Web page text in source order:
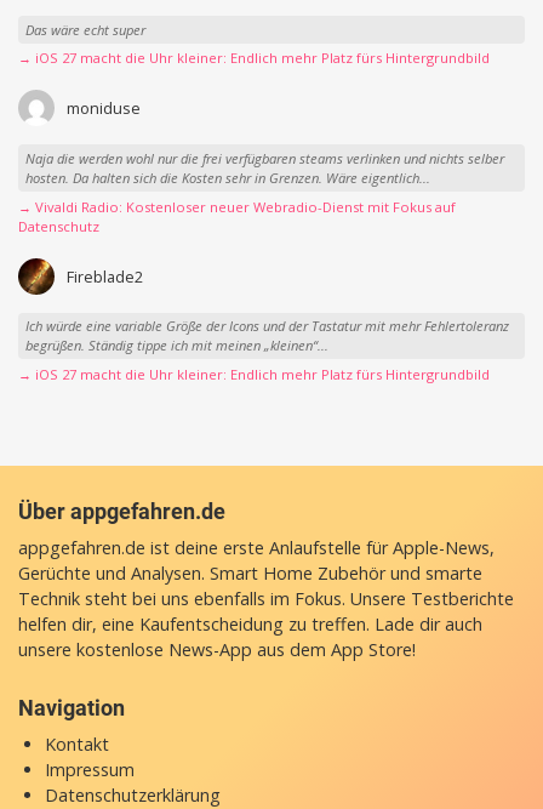
Das wäre echt super
→ iOS 27 macht die Uhr kleiner: Endlich mehr Platz fürs Hintergrundbild
moniduse
Naja die werden wohl nur die frei verfügbaren steams verlinken und nichts selber
hosten. Da halten sich die Kosten sehr in Grenzen. Wäre eigentlich...
→ Vivaldi Radio: Kostenloser neuer Webradio-Dienst mit Fokus auf
Datenschutz
Fireblade2
Ich würde eine variable Größe der Icons und der Tastatur mit mehr Fehlertoleranz
begrüßen. Ständig tippe ich mit meinen „kleinen“...
→ iOS 27 macht die Uhr kleiner: Endlich mehr Platz fürs Hintergrundbild
Über appgefahren.de
appgefahren.de ist deine erste Anlaufstelle für Apple-News,
Gerüchte und Analysen. Smart Home Zubehör und smarte
Technik steht bei uns ebenfalls im Fokus. Unsere Testberichte
helfen dir, eine Kaufentscheidung zu treffen. Lade dir auch
unsere kostenlose News-App aus dem App Store!
Navigation
Kontakt
Impressum
Datenschutzerklärung